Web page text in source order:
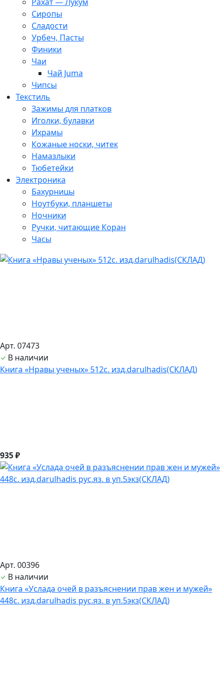
Сиропы
Сладости
Урбеч, Пасты
Финики
Чаи
Чай Juma
Чипсы
Текстиль
Зажимы для платков
Иголки, булавки
Ихрамы
Кожаные носки, читек
Намазлыки
Тюбетейки
Электроника
Бахурницы
Ноутбуки, планшеты
Ночники
Ручки, читающие Коран
Часы
Арт. 07473
В наличии
Книга «Нравы ученых» 512с. изд.darulhadis(СКЛАД)
935 ₽
Арт. 00396
В наличии
Книга «Услада очей в разъяснении прав жен и мужей»
448с. изд.darulhadis рус.яз. в уп.5экз(СКЛАД)